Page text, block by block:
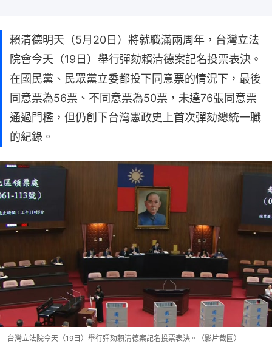
賴清德明天（5月20日）將就職滿兩周年，台灣立法
院會今天（19日）舉行彈劾賴清德案記名投票表決。
在國民黨、民眾黨立委都投下同意票的情況下，最後
同意票為56票、不同意票為50票，未達76張同意票
通過門檻，但仍創下台灣憲政史上首次彈劾總統一職
的紀錄。
台灣立法院今天（19日）舉行彈劾賴清德案記名投票表決。（影片截圖）